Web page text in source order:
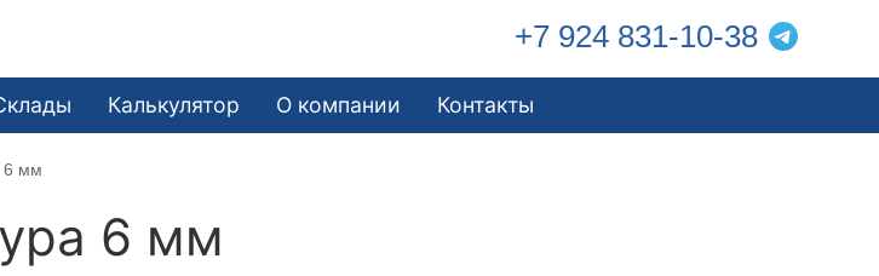
+7 924 831-10-38
Калькулятор О компании Контакты
6 мм
6 мм